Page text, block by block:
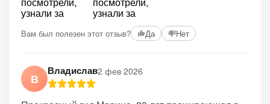
Вам был полезен этот отзыв? Да Нет
В
Владислав2 фев 2026